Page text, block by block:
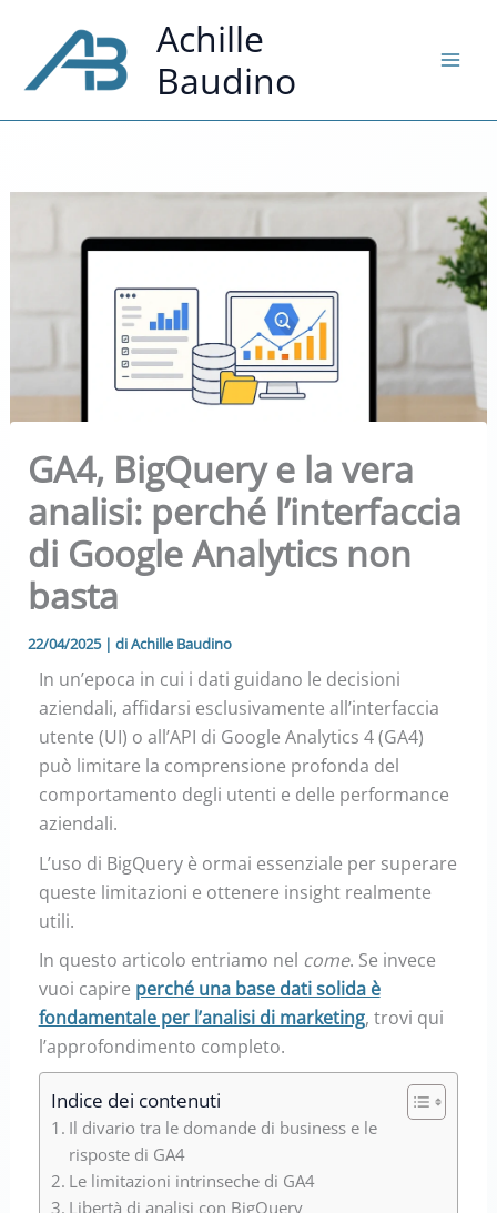
contenuto
Achille
Baudino
GA4, BigQuery e la vera
analisi: perché l’interfaccia
di Google Analytics non
basta
22/04/2025 | diAchille Baudino
In un’epoca in cui i dati guidano le decisioni
aziendali, affidarsi esclusivamente all’interfaccia
utente (UI) o all’API di Google Analytics 4 (GA4)
può limitare la comprensione profonda del
comportamento degli utenti e delle performance
aziendali.
L’uso di BigQuery è ormai essenziale per superare
queste limitazioni e ottenere insight realmente
utili.
In questo articolo entriamo nel come. Se invece
vuoi capire perché una base dati solida è
fondamentale per l’analisi di marketing, trovi qui
l’approfondimento completo.
Indice dei contenuti
Il divario tra le domande di business e le
risposte di GA4
Le limitazioni intrinseche di GA4
Libertà di analisi con BigQuery